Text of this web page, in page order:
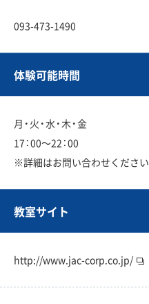
093-473-1490
体験可能時間
月・火・水・木・金
17：00〜22：00
※詳細はお問い合わせください
教室サイト
http://www.jac-corp.co.jp/